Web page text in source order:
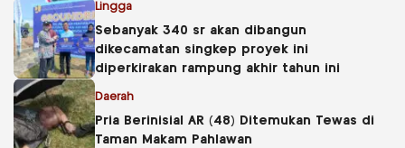
Lingga
Sebanyak 340 sr akan dibangun
dikecamatan singkep proyek ini
diperkirakan rampung akhir tahun ini
Daerah
Pria Berinisial AR (48) Ditemukan Tewas di
Taman Makam Pahlawan